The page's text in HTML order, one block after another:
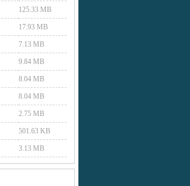
125.33 MB
17.93 MB
7.13 MB
9.84 MB
8.04 MB
8.04 MB
2.75 MB
501.63 KB
3.13 MB